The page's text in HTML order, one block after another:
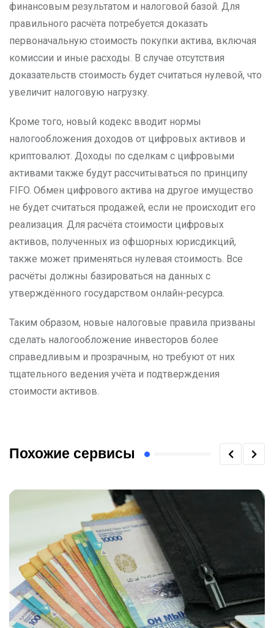
финансовым результатом и налоговой базой. Для
правильного расчёта потребуется доказать
первоначальную стоимость покупки актива, включая
комиссии и иные расходы. В случае отсутствия
доказательств стоимость будет считаться нулевой, что
увеличит налоговую нагрузку.
Кроме того, новый кодекс вводит нормы
налогообложения доходов от цифровых активов и
криптовалют. Доходы по сделкам с цифровыми
активами также будут рассчитываться по принципу
FIFO. Обмен цифрового актива на другое имущество
не будет считаться продажей, если не происходит его
реализация. Для расчёта стоимости цифровых
активов, полученных из офшорных юрисдикций,
также может применяться нулевая стоимость. Все
расчёты должны базироваться на данных с
утверждённого государством онлайн-ресурса.
Таким образом, новые налоговые правила призваны
сделать налогообложение инвесторов более
справедливым и прозрачным, но требуют от них
тщательного ведения учёта и подтверждения
стоимости активов.
Похожие сервисы